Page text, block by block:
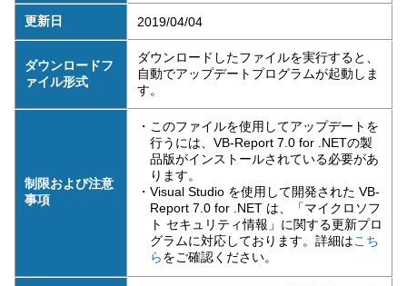
更新日 2019/04/04
ダウンロードフ
ァイル形式
ダウンロードしたファイルを実行すると、
自動でアップデートプログラムが起動しま
す。
制限および注意
事項
・このファイルを使用してアップデートを
行うには、VB-Report 7.0 for .NETの製
品版がインストールされている必要があ
ります。
・Visual Studio を使用して開発された VB-
Report 7.0 for .NET は、「マイクロソフ
ト セキュリティ情報」に関する更新プロ
グラムに対応しております。詳細はこち
らをご確認ください。